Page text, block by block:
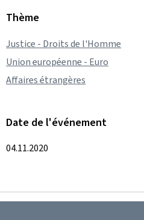
Thème
Justice - Droits de l'Homme
Union européenne - Euro
Affaires étrangères
Date de l'événement
04.11.2020